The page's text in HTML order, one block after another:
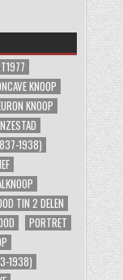
KNOOP
KNOOP
1938)
TIN 2 DELEN
PORTRET
1938)